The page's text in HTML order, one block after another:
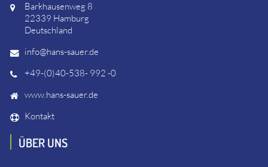
Barkhausenweg 8
22339 Hamburg
Deutschland
info@hans-sauer.de
+49-(0)40-538- 992 -0
www.hans-sauer.de
Kontakt
ÜBER UNS